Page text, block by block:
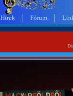
Hírek Fórum